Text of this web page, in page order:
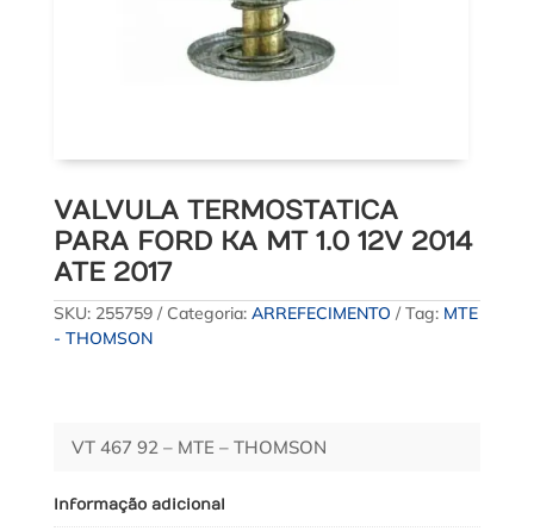
VALVULA TERMOSTATICA
PARA FORD KA MT 1.0 12V 2014
ATE 2017
SKU: 255759 Categoria: ARREFECIMENTO Tag: MTE
- THOMSON
VT 467 92 – MTE – THOMSON
Informação adicional